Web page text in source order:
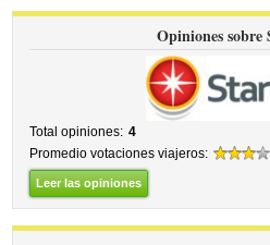
Opiniones sobre
Total opiniones: 4
Promedio votaciones viajeros:
Leer las opiniones